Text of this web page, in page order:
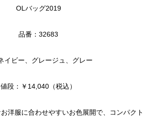
OLバッグ2019
品番：32683
イビー、グレージュ、グレー
値段：￥14,040（税込）
洋服に合わせやすいお色展開で、コンパクト